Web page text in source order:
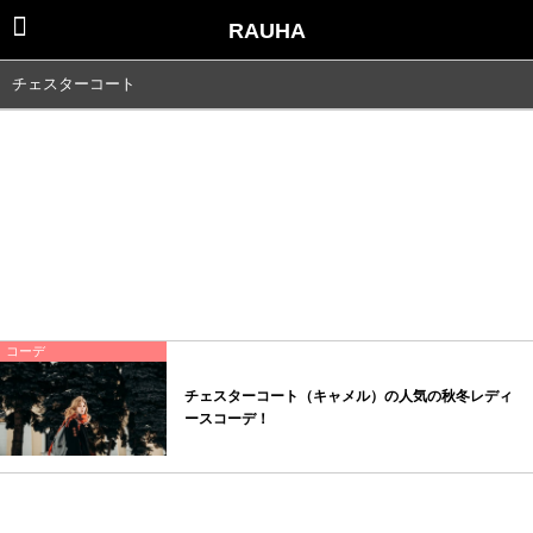
RAUHA
チェスターコート
コーデ
チェスターコート（キャメル）の人気の秋冬レディ
ースコーデ！